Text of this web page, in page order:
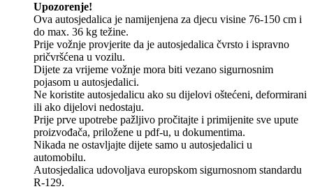
Upozorenje!
Ova autosjedalica je namijenjena za djecu visine 76-150 cm i
do max. 36 kg težine.
Prije vožnje provjerite da je autosjedalica čvrsto i ispravno
pričvršćena u vozilu.
Dijete za vrijeme vožnje mora biti vezano sigurnosnim
pojasom u autosjedalici.
Ne koristite autosjedalicu ako su dijelovi oštećeni, deformirani
ili ako dijelovi nedostaju.
Prije prve upotrebe pažljivo pročitajte i primijenite sve upute
proizvođača, priložene u pdf-u, u dokumentima.
Nikada ne ostavljajte dijete samo u autosjedalici u
automobilu.
Autosjedalica udovoljava europskom sigurnosnom standardu
R-129.